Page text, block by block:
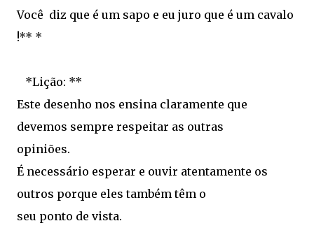
Você diz que é um sapo e eu juro que é um cavalo
!** *
*Lição: **
Este desenho nos ensina claramente que
devemos sempre respeitar as outras
opiniões.
É necessário esperar e ouvir atentamente os
outros porque eles também têm o
seu ponto de vista.